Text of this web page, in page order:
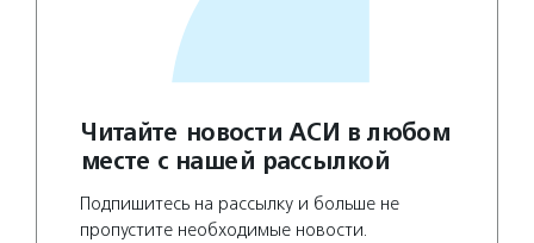
Читайте новости АСИ в любом
месте с нашей рассылкой
Подпишитесь на рассылку и больше не
пропустите необходимые новости.